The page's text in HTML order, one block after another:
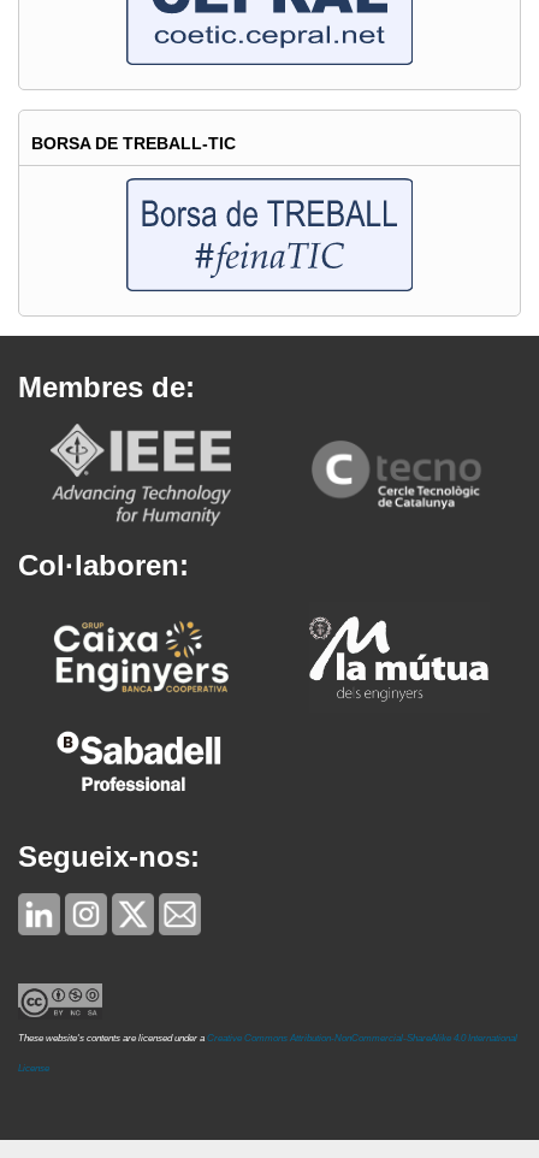
BORSA DE TREBALL-TIC
Membres de:
Col·laboren:
Segueix-nos:
These website's contents are licensed under a Creative Commons Attribution-NonCommercial-ShareAlike 4.0 International
License